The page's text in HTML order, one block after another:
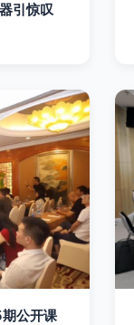
引惊叹
公开课